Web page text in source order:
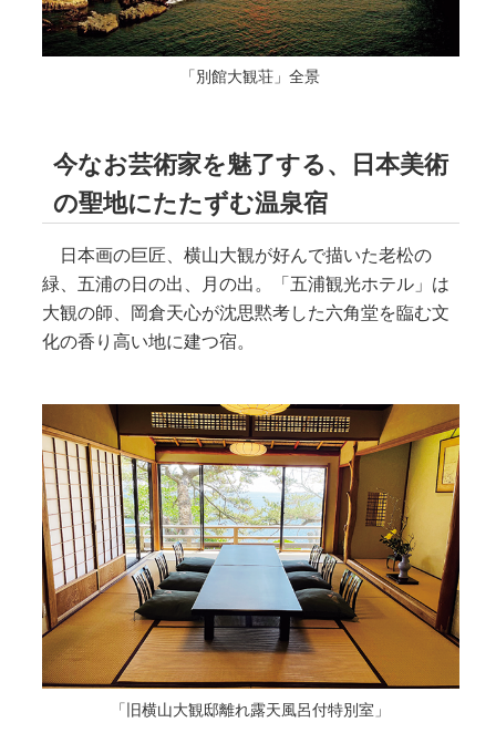
「別館大観荘」全景
今なお芸術家を魅了する、日本美術
の聖地にたたずむ温泉宿
日本画の巨匠、横山大観が好んで描いた老松の
緑、五浦の日の出、月の出。「五浦観光ホテル」は
大観の師、岡倉天心が沈思黙考した六角堂を臨む文
化の香り高い地に建つ宿。
「旧横山大観邸離れ露天風呂付特別室」